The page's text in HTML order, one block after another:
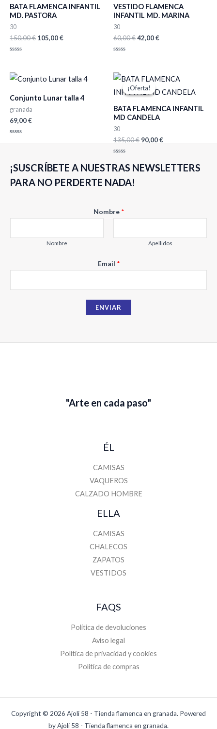
BATA FLAMENCA INFANTIL
MD. PASTORA
30
150,00€
150,00 €.
105,00€
105,00 €.
de
5
VESTIDO FLAMENCA
INFANTIL MD. MARINA
30
60,00€
60,00 €.
42,00€
42,00 €.
de
5
Conjunto Lunar talla 4
granada
69,00€
¡Oferta!
¡Oferta!
BATA FLAMENCA INFANTIL
MD CANDELA
30
135,00€
El
precio
original
135,00 €.
90,00€
El
precio
actual
90,00 €.
con
0
5
¡SUSCRÍBETE A NUESTRAS NEWSLETTERS
PARA NO PERDERTE NADA!
Nombre *
Nombre Apellidos
m
l
m
Email *
ENVIAR
"Arte en cada paso"
ÉL
CAMISAS
VAQUEROS
CALZADO HOMBRE
ELLA
CAMISAS
CHALECOS
ZAPATOS
VESTIDOS
FAQS
Política de devoluciones
Aviso legal
Politica de privacidad y cookies
Politica de compras
Copyright © 2026 Ajoli 58 - Tienda flamenca en granada. Powered
by Ajoli 58 - Tienda flamenca en granada.